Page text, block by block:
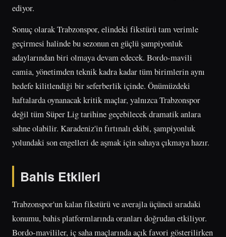
ediyor.
Sonuç olarak Trabzonspor, elindeki fikstürü tam verimle
geçirmesi halinde bu sezonun en güçlü şampiyonluk
adaylarından biri olmaya devam edecek. Bordo-mavili
camia, yönetimden teknik kadra kadar tüm birimlerin aynı
hedefe kilitlendiği bir seferberlik içinde. Önümüzdeki
haftalarda oynanacak kritik maçlar, yalnızca Trabzonspor
değil tüm Süper Lig tarihine geçebilecek dramatik anlara
sahne olabilir. Karadeniz'in fırtınalı ekibi, şampiyonluk
yolundaki son engelleri de aşmak için sahaya çıkmaya hazır.
Bahis Etkileri
Trabzonspor'un kalan fikstürü ve averajla üçüncü sıradaki
konumu, bahis platformlarında oranları doğrudan etkiliyor.
Bordo-mavililer, iç saha maçlarında açık favori gösterilirken